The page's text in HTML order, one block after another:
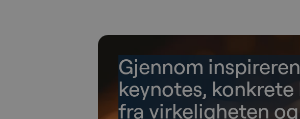
Gjennom
keynotes,
fra virkeligheten